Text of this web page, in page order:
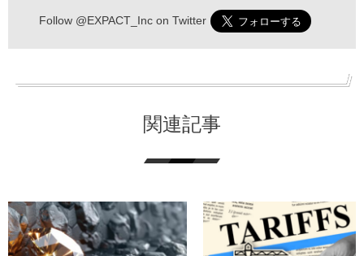
Follow @EXPACT_Incon Twitter
関連記事